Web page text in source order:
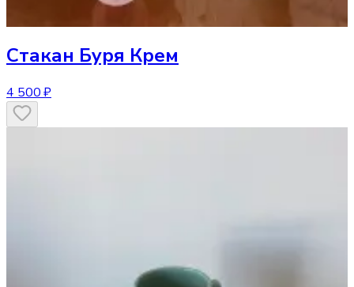
Стакан Буря Крем
4 500 ₽